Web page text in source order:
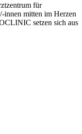
für
innen mitten im Herzen
setzen sich aus